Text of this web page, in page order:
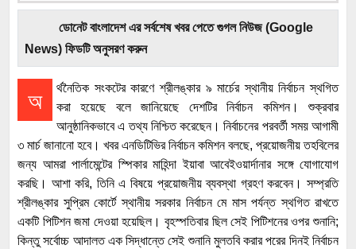
ডোনেট বাংলাদেশ এর সর্বশেষ খবর পেতে গুগল নিউজ (Google
News) ফিডটি অনুসরণ করুন
অ
র্থনৈতিক সংকটের কারণে শ্রীলঙ্কার ৯ মার্চের স্থানীয় নির্বাচন স্থগিত
করা হয়েছে বলে জানিয়েছে দেশটির নির্বাচন কমিশন। শুক্রবার
আনুষ্ঠানিকভাবে এ তথ্য নিশ্চিত করেছেন। নির্বাচনের পরবর্তী সময় আগামী
৩ মার্চ জানানো হবে। খবর এনডিটিভির নির্বাচন কমিশন বলছে, প্রয়োজনীয় তহবিলের
জন্য আমরা পার্লামেন্টের স্পিকার মাহিন্দা ইয়াবা আবেইওয়ার্দানার সঙ্গে যোগাযোগ
করছি। আশা করি, তিনি এ বিষয়ে প্রয়োজনীয় ব্যবস্থা গ্রহণ করবেন। সম্প্রতি
শ্রীলঙ্কার সুপ্রিম কোর্টে স্থানীয় সরকার নির্বাচন মে মাস পর্যন্ত স্থগিত রাখতে
একটি পিটিশন জমা দেওয়া হয়েছিল। বৃহস্পতিবার ছিল সেই পিটিশনের ওপর শুনানি;
কিন্তু সর্বোচ্চ আদালত এক সিদ্ধান্তে সেই শুনানি মুলতবি করার পরের দিনই নির্বাচন